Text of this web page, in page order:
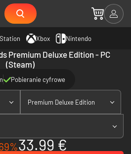
Xbox Nintendo
Premium Deluxe Edition - PC
(Steam)
Pobieranie cyfrowe
Premium Deluxe Edition
33.99 €